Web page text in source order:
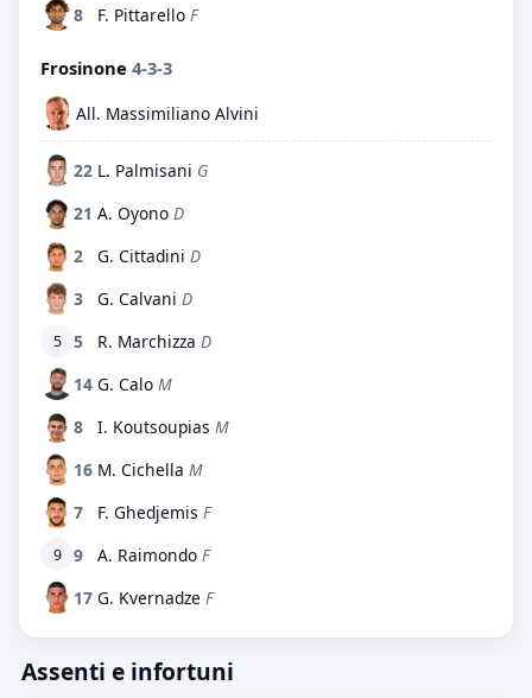
8
F. Pittarello F
Frosinone 4-3-3
All. Massimiliano Alvini
22 L. Palmisani G
21 A. Oyono D
2
G. Cittadini D
3
G. Calvani D
5 5 R. Marchizza D
14 G. Calo M
8
I. Koutsoupias M
16 M. Cichella M
7
F. Ghedjemis F
9 9 A. Raimondo F
17 G. Kvernadze F
Assenti e infortuni